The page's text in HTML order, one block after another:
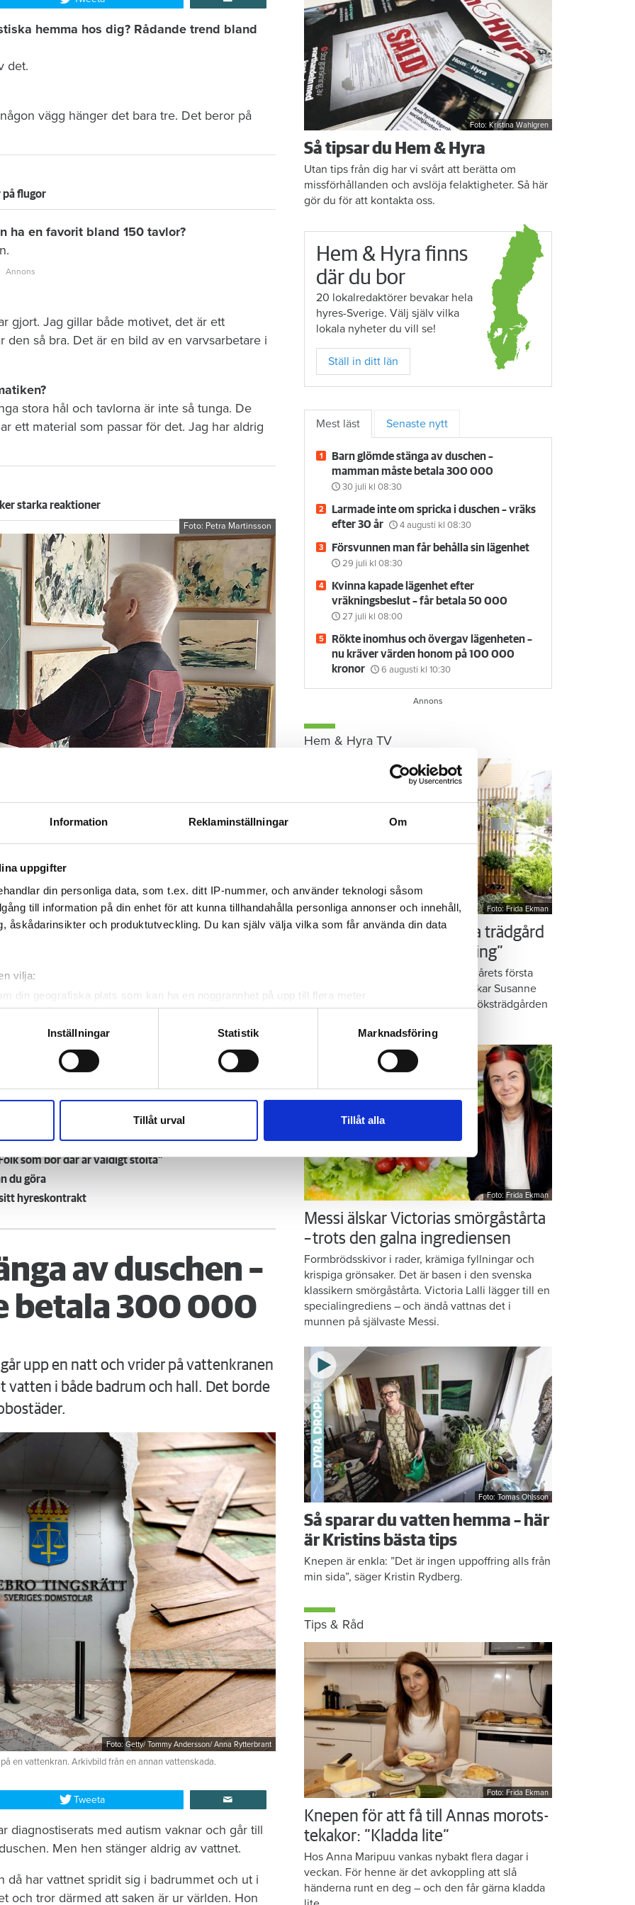
Information Reklaminställningar Om
uppgifter
din personliga data, som t.ex. ditt IP-nummer, och använder teknologi såsom
till information på din enhet för att kunna tillhandahålla personliga annonser och innehåll,
åskådarinsikter och produktutveckling. Du kan själv välja vilka som får använda din data
vilja:
din geografiska plats som kan ha en noggrannhet på upp till flera meter
att aktivt skanna den för specifika kännetecken (fingeravtryck)
uppgifter behandlas och ställ in dina preferenser i
detaljsektionen. Du kan ändra
när som helst från cookie-förklaringen.
trafik. Vi vidarebefordrar även sådana identifierare och annan information från din enhet
och analysföretag som vi samarbetar med. Dessa kan i sin tur kombinera informationen
Inställningar Statistik Marknadsföring
Tillåt urval Tillåt alla
hemma hos dig? Rådande trend bland
det.
vägg hänger det bara tre. Det beror på
på flugor
ha en favorit bland 150 tavlor?
gjort. Jag gillar både motivet, det är ett
så bra. Det är en bild av en varvsarbetare i
stora hål och tavlorna är inte så tunga. De
ett material som passar för det. Jag har aldrig
starka reaktioner
Foto: Petra Martinsson
som knackade dörr och sålde tavlor av
min första tavla och det var då det började.
de här tavlorna som jag har på väggarna
verk säljs dyrt men skulle han vara fransman
oss på Facebook.
som bor där är väldigt stolta”
du göra
hyreskontrakt
av duschen –
betala 300 000
upp en natt och vrider på vattenkranen
vatten i både badrum och hall. Det borde
Foto: Getty/ Tommy Andersson/ Anna Rytterbrant
en vattenkran. Arkivbild från en annan vattenskada.
Tweeta
diagnostiserats med autism vaknar och går till
Men hen stänger aldrig av vattnet.
har vattnet spridit sig i badrummet och ut i
och tror därmed att saken är ur världen. Hon
Foto: Kristina Wahlgren
Så tipsar du Hem & Hyra
Utan tips från dig har vi svårt att berätta om
missförhållanden och avslöja felaktigheter. Så här
gör du för att kontakta oss.
Hem & Hyra finns
där du bor
20 lokalredaktörer bevakar hela
hyres-Sverige. Välj själv vilka
lokala nyheter du vill se!
Ställ in ditt län
Mest läst Senaste nytt
Barn glömde stänga av duschen –
mamman måste betala 300 000
30 juli kl 08:30
Larmade inte om spricka i duschen – vräks
efter 30 år
4 augusti kl 08:30
Försvunnen man får behålla sin lägenhet
29 juli kl 08:30
Kvinna kapade lägenhet efter
vräkningsbeslut – får betala 50 000
27 juli kl 08:00
Rökte inomhus och övergav lägenheten –
nu kräver värden honom på 100 000
kronor
6 augusti kl 10:30
Hem & Hyra TV
Foto: Frida Ekman
Gör som Susanne – ordna trädgård
på balkongen: ”God gärning”
Aromatiska örter, krispig sallad och årets första
gurkor. När midsommar nalkas plockar Susanne
Granlund allsköns grönt i den lilla köksträdgården
Foto: Frida Ekman
Messi älskar Victorias smörgåstårta
– trots den galna ingrediensen
Formbrödsskivor i rader, krämiga fyllningar och
krispiga grönsaker. Det är basen i den svenska
klassikern smörgåstårta. Victoria Lalli lägger till en
specialingrediens – och ändå vattnas det i
munnen på självaste Messi.
Foto: Tomas Ohlsson
Så sparar du vatten hemma – här
är Kristins bästa tips
Knepen är enkla: ”Det är ingen uppoffring alls från
min sida”, säger Kristin Rydberg.
Tips & Råd
Foto: Frida Ekman
Knepen för att få till Annas morots-
tekakor: ”Kladda lite”
Hos Anna Maripuu vankas nybakt flera dagar i
veckan. För henne är det avkoppling att slå
händerna runt en deg – och den får gärna kladda